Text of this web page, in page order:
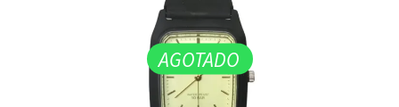
AGOTADO